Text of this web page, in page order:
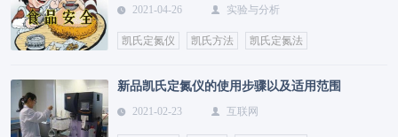
2021-04-26 实验与分析
凯氏定氮仪 凯氏方法 凯氏定氮法
新品凯氏定氮仪的使用步骤以及适用范围
2021-02-23 互联网